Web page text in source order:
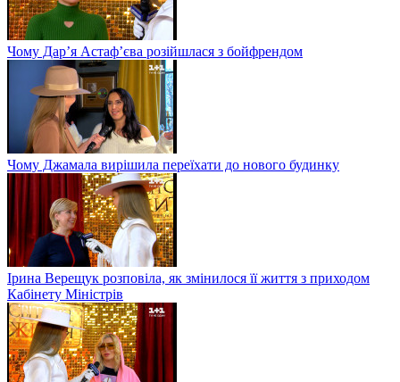
Чому Дар’я Астаф’єва розійшлася з бойфрендом
Чому Джамала вирішила переїхати до нового будинку
Ірина Верещук розповіла, як змінилося її життя з приходом
Кабінету Міністрів